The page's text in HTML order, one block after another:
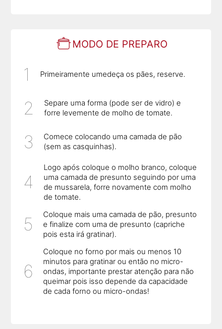
MODO DE PREPARO
Primeiramente umedeça os pães, reserve.
Separe uma forma (pode ser de vidro) e
forre levemente de molho de tomate.
Comece colocando uma camada de pão
(sem as casquinhas).
Logo após coloque o molho branco, coloque
uma camada de presunto seguindo por uma
de mussarela, forre novamente com molho
de tomate.
Coloque mais uma camada de pão, presunto
e finalize com uma de presunto (capriche
pois esta irá gratinar).
Coloque no forno por mais ou menos 10
minutos para gratinar ou então no micro-
ondas, importante prestar atenção para não
queimar pois isso depende da capacidade
de cada forno ou micro-ondas!